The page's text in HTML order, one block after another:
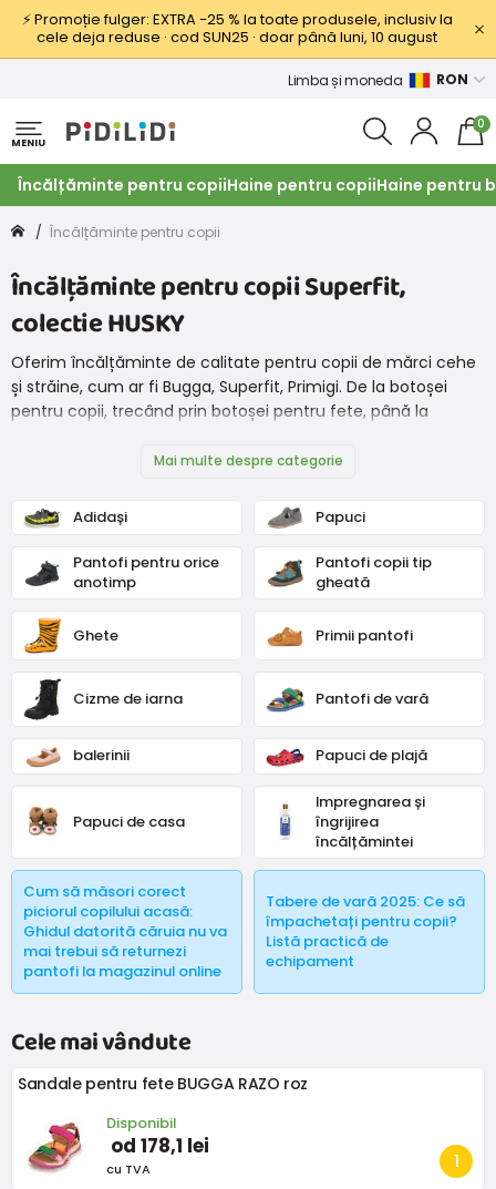
⚡ Promoție fulger: EXTRA −25 % la toate produsele, inclusiv la
cele deja reduse · cod SUN25 · doar până luni, 10 august
Limba și moneda RON
MENIU
0
Încălțăminte pentru copiiHaine pentru copiiHaine pentru
Încălțăminte pentru copii
Încălțăminte pentru copii Superfit,
colectie HUSKY
Oferim încălțăminte de calitate pentru copii de mărci cehe
și străine, cum ar fi Bugga, Superfit, Primigi. De la botoșei
pentru copii, trecând prin botoșei pentru fete, până la
toate aici și acum și pantofi de la marca Protetika. Iar ceea
www.obuvdetska.cz, care oferă încălțăminte ortopedică
medicală pentru copii.
Majoritatea copiilor se nasc cu picioarele sănătoase, din
păcate, câțiva ani mai târziu, aproape o treime dintre copiii
de clasa întâi au un defect ortopedic. Acest lucru se
datorează încălțămintei nepotrivite, sau pantofilor de
calitate, dar cu lățimea sau mărimea greșită...
Mai multe despre categorie
Adidași Papuci
Pantofi pentru orice
anotimp
Pantofi copii tip
gheată
Ghete Primii pantofi
Cizme de iarna Pantofi de vară
balerinii Papuci de plajă
Papuci de casa
Impregnarea și
îngrijirea
încălțămintei
Cum să măsori corect
piciorul copilului acasă:
Ghidul datorită căruia nu va
mai trebui să returnezi
pantofi la magazinul online
Tabere de vară 2025: Ce să
împachetați pentru copii?
Listă practică de
echipament
Cele mai vândute
Sandale pentru fete BUGGA RAZO roz
Disponibil
od 178,1 lei
cu TVA